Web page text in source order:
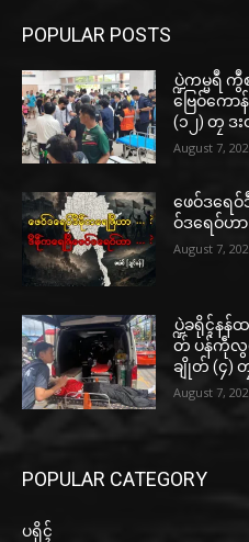
POPULAR POSTS
ပ္ဍဲကမ္မရဳ
ဗြေဝ်ကေ
(၁၂) တၠ ဒး
August 7,
ဖေဝ်ဒရေဝ်
ဝ်ဒရေဝ်ဟာ
August 7,
ပ္ဍဲခရိုၚ်န
တ် ပန်ကဵုလွ
ချိုတ် (၄)
August 7,
POPULAR CATEGORY
ပရိုၚ်